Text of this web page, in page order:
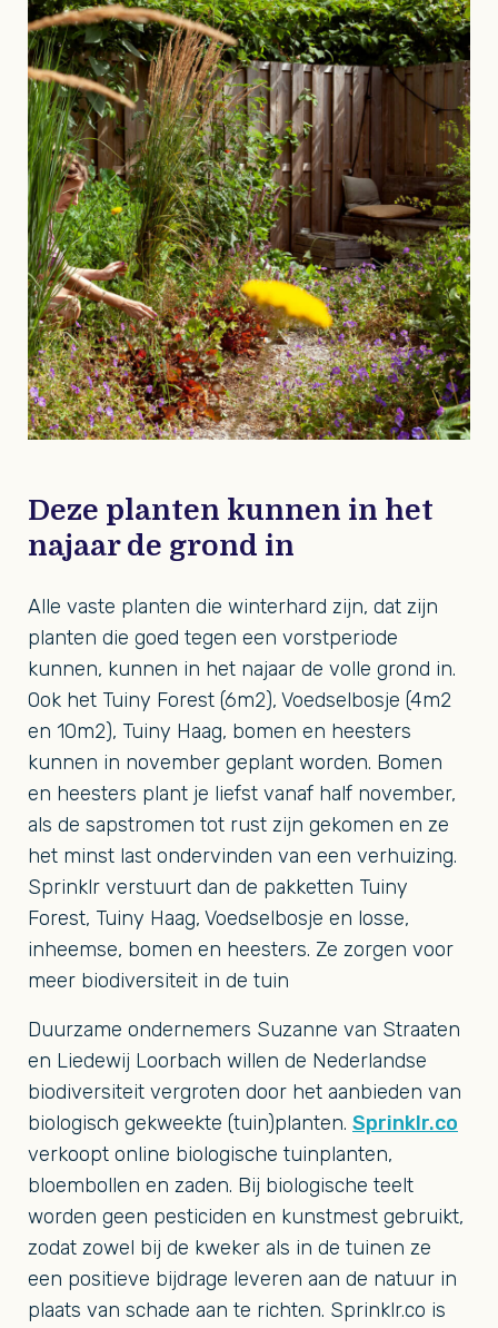
Deze planten kunnen in het
najaar de grond in
Alle vaste planten die winterhard zijn, dat zijn
planten die goed tegen een vorstperiode
kunnen, kunnen in het najaar de volle grond in.
Ook het Tuiny Forest (6m2), Voedselbosje (4m2
en 10m2), Tuiny Haag, bomen en heesters
kunnen in november geplant worden. Bomen
en heesters plant je liefst vanaf half november,
als de sapstromen tot rust zijn gekomen en ze
het minst last ondervinden van een verhuizing.
Sprinklr verstuurt dan de pakketten Tuiny
Forest, Tuiny Haag, Voedselbosje en losse,
inheemse, bomen en heesters. Ze zorgen voor
meer biodiversiteit in de tuin
Duurzame ondernemers Suzanne van Straaten
en Liedewij Loorbach willen de Nederlandse
biodiversiteit vergroten door het aanbieden van
biologisch gekweekte (tuin)planten. Sprinklr.co
verkoopt online biologische tuinplanten,
bloembollen en zaden. Bij biologische teelt
worden geen pesticiden en kunstmest gebruikt,
zodat zowel bij de kweker als in de tuinen ze
een positieve bijdrage leveren aan de natuur in
plaats van schade aan te richten. Sprinklr.co is